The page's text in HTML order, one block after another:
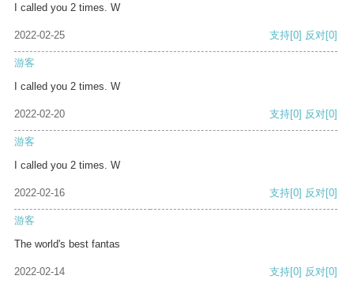
I called you 2 times. W
2022-02-25 支持[0] 反对[0]
游客
I called you 2 times. W
2022-02-20 支持[0] 反对[0]
游客
I called you 2 times. W
2022-02-16 支持[0] 反对[0]
游客
The world's best fantas
2022-02-14 支持[0] 反对[0]